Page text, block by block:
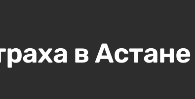
в Астане